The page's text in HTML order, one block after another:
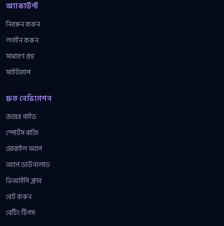
অ্যাকাউন্ট
নিবন্ধন করুন
লগইন করুন
সাধারণ প্রশ্ন
সাইটম্যাপ
দ্রুত নেভিগেশন
জয়ের গাইড
স্পোর্টস বাজি
মোবাইল অ্যাপ
অ্যাপ ডাউনলোড
ভিআইপি ক্লাব
বেট করুন
বেটিং টিপস